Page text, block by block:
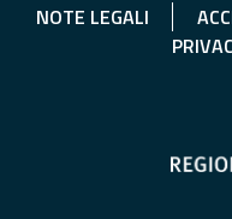
NOTE LEGALI